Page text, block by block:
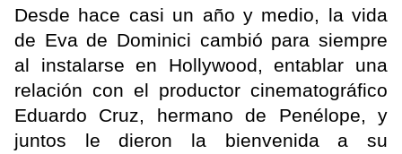
Desde hace casi un año y medio, la vida
de Eva de Dominici cambió para siempre
al instalarse en Hollywood, entablar una
relación con el productor cinematográfico
Eduardo Cruz, hermano de Penélope, y
juntos le dieron la bienvenida a su